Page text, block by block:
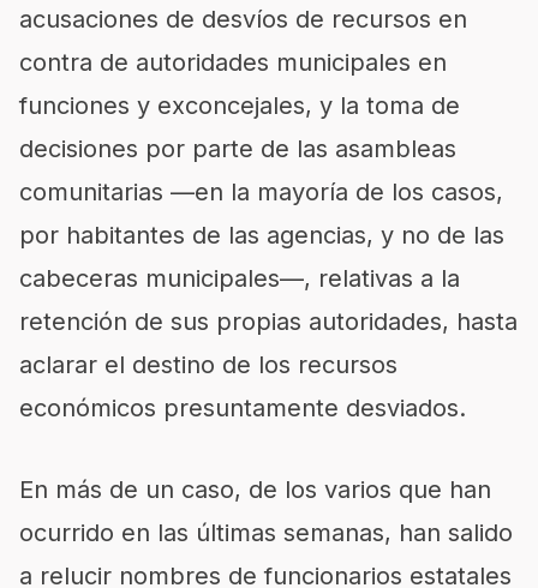
acusaciones de desvíos de recursos en
contra de autoridades municipales en
funciones y exconcejales, y la toma de
decisiones por parte de las asambleas
comunitarias —en la mayoría de los casos,
por habitantes de las agencias, y no de las
cabeceras municipales—, relativas a la
retención de sus propias autoridades, hasta
aclarar el destino de los recursos
económicos presuntamente desviados.
En más de un caso, de los varios que han
ocurrido en las últimas semanas, han salido
a relucir nombres de funcionarios estatales